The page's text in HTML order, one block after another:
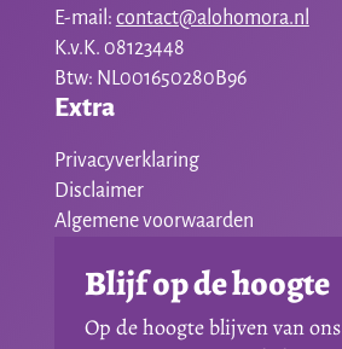
E-mail: contact@alohomora.nl
K.v.K. 08123448
Btw: NL001650280B96
Extra
Privacyverklaring
Disclaimer
Algemene voorwaarden
Blijf op de hoogte
Op de hoogte blijven van